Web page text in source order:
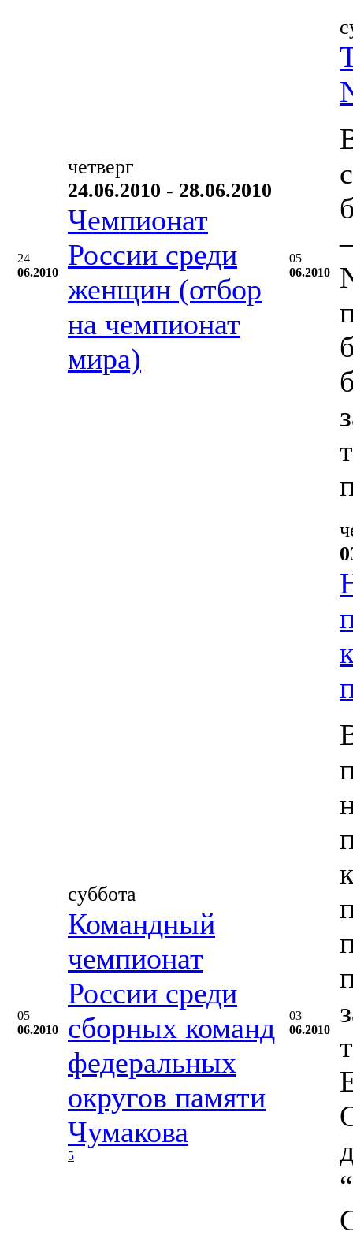
24
06.2010
четверг
24.06.2010 - 28.06.2010
Чемпионат
России среди
женщин (отбор
на чемпионат
мира)
05
06.2010
05
06.2010
суббота
Командный
чемпионат
России среди
сборных команд
федеральных
округов памяти
Чумакова
5
03
06.2010